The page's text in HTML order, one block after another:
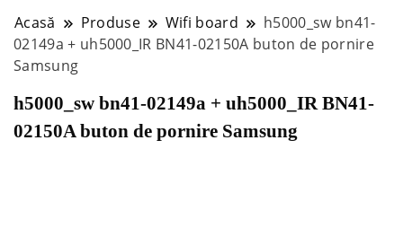
Acasă Produse Wifi board
h5000_sw bn41-
02149a + uh5000_IR BN41-02150A buton de pornire
Samsung
h5000_sw bn41-02149a + uh5000_IR BN41-
02150A buton de pornire Samsung